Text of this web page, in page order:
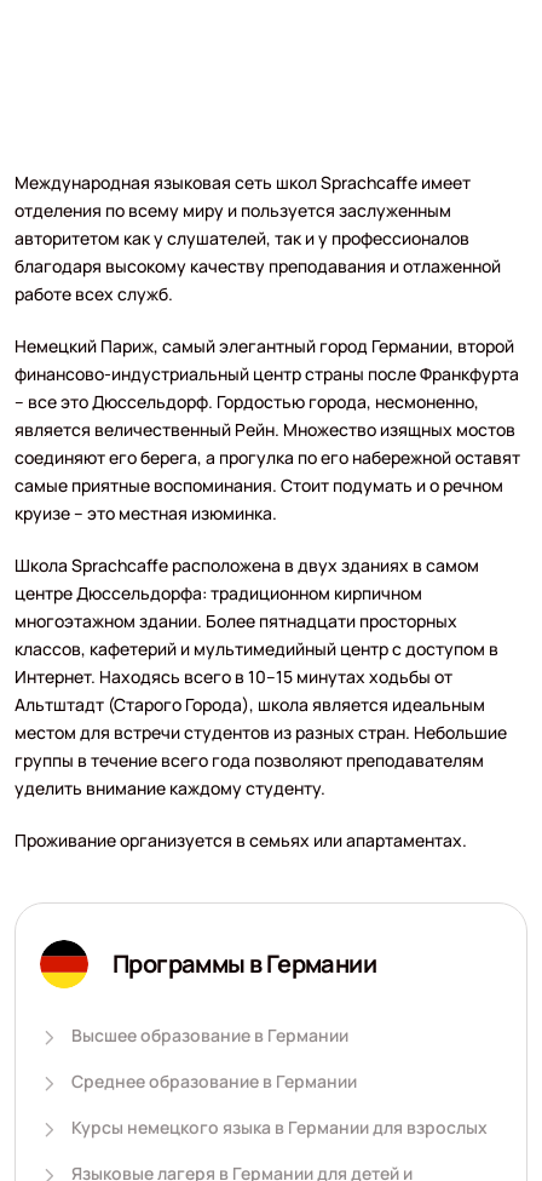
Международная языковая сеть школ Sprachcaffe имеет
отделения по всему миру и пользуется заслуженным
авторитетом как у слушателей, так и у профессионалов
благодаря высокому качеству преподавания и отлаженной
работе всех служб.
Немецкий Париж, самый элегантный город Германии, второй
финансово-индустриальный центр страны после Франкфурта
– все это Дюссельдорф. Гордостью города, несмоненно,
является величественный Рейн. Множество изящных мостов
соединяют его берега, а прогулка по его набережной оставят
самые приятные воспоминания. Стоит подумать и о речном
круизе – это местная изюминка.
Школа Sprachcaffe расположена в двух зданиях в самом
центре Дюссельдорфа: традиционном кирпичном
многоэтажном здании. Более пятнадцати просторных
классов, кафетерий и мультимедийный центр с доступом в
Интернет. Находясь всего в 10–15 минутах ходьбы от
Альтштадт (Старого Города), школа является идеальным
местом для встречи студентов из разных стран. Небольшие
группы в течение всего года позволяют преподавателям
уделить внимание каждому студенту.
Проживание организуется в семьях или апартаментах.
Программы в Германии
Высшее образование в Германии
Среднее образование в Германии
Курсы немецкого языка в Германии для взрослых
Языковые лагеря в Германии для детей и